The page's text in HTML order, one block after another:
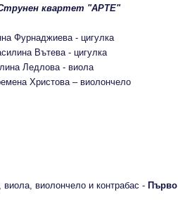
квартет "АРТЕ"
Фурнаджиева - цигулка
Вътева - цигулка
Ледлова - виола
Христова – виолончело
виолончело и контрабас - Първо